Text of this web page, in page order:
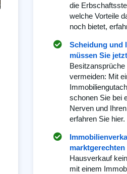
die
welche Vorteile
noch bietet,
Scheidung und
müssen Sie
vermeiden: Mit
schonen Sie bei
Nerven und
erfahren Sie hier.
marktgerechten
Hausverkauf
mit einem